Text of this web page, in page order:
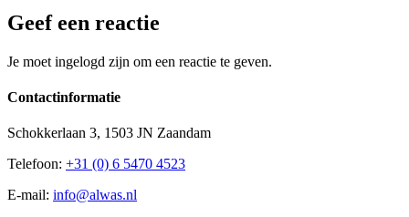
Geef een reactie
Je moet ingelogd zijn om een reactie te geven.
Contactinformatie
Schokkerlaan 3, 1503 JN Zaandam
Telefoon: +31 (0) 6 5470 4523
E-mail: info@alwas.nl